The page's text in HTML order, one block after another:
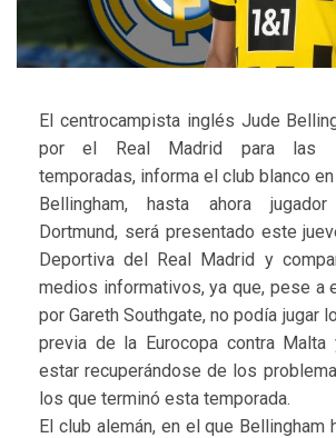
El centrocampista inglés Jude
por el Real Madrid para las
temporadas, informa el club blanco
Bellingham, hasta ahora
Dortmund, será presentado este
Deportiva del Real Madrid y
medios informativos, ya que, pese a
por Gareth Southgate, no podía jugar
previa de la Eurocopa contra Malta
estar recuperándose de los
los que terminó esta temporada.
El club alemán, en el que Bellingham